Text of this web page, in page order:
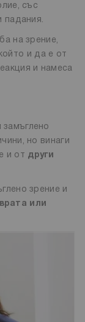
със
падания.
на зрение,
и да е от
и намеса
но винаги
и от други
зрение и
или